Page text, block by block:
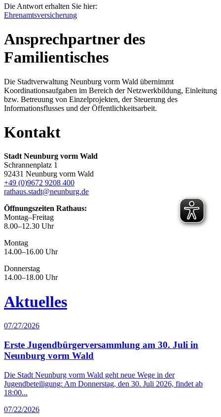
Die Antwort erhalten Sie hier:
Ehrenamtsversicherung
Ansprechpartner des
Familientisches
Die Stadtverwaltung Neunburg vorm Wald übernimmt
Koordinationsaufgaben im Bereich der Netzwerkbildung, Einleitung
bzw. Betreuung von Einzelprojekten, der Steuerung des
Informationsflusses und der Öffentlichkeitsarbeit.
Kontakt
Stadt Neunburg vorm Wald
Schrannenplatz 1
92431 Neunburg vorm Wald
+49 (0)9672 9208 400
rathaus.stadt@neunburg.de
Öffnungszeiten Rathaus:
Montag–Freitag
8.00–12.30 Uhr
Montag
14.00–16.00 Uhr
Donnerstag
14.00–18.00 Uhr
Aktuelles
07/27/2026
Erste Jugendbürgerversammlung am 30. Juli in
Neunburg vorm Wald
Die Stadt Neunburg vorm Wald geht neue Wege in der
Jugendbeteiligung: Am Donnerstag, den 30. Juli 2026, findet ab
18:00...
07/22/2026